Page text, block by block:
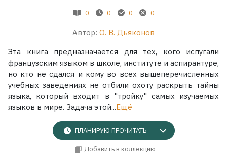
0 0 0 0
Автор: О. В. Дьяконов
Эта книга предназначается для тех, кого испугали
французским языком в школе, институте и аспирантуре,
но кто не сдался и кому во всех вышеперечисленных
учебных заведениях не отбили охоту раскрыть тайны
языка, который входит в "тройку" самых изучаемых
языков в мире. Задача этой...Ещё
ПЛАНИРУЮ ПРОЧИТАТЬ
Добавить в коллекцию